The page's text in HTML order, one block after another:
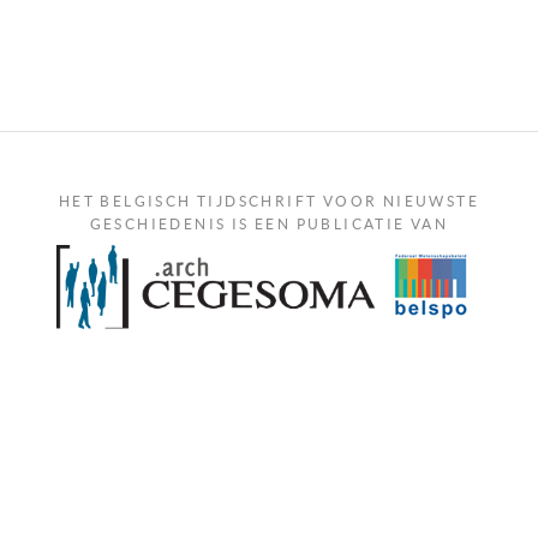
HET BELGISCH TIJDSCHRIFT VOOR NIEUWSTE
GESCHIEDENIS IS EEN PUBLICATIE VAN